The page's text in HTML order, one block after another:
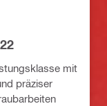
mit
präziser